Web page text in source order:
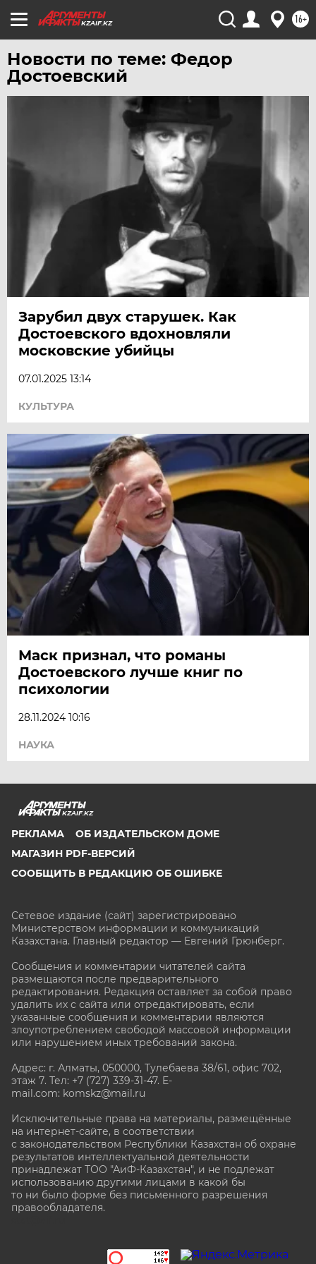
KZAIF.KZ 16+
Новости по теме: Федор
Достоевский
Зарубил двух старушек. Как
Достоевского вдохновляли
московские убийцы
07.01.2025 13:14
КУЛЬТУРА
Маск признал, что романы
Достоевского лучше книг по
психологии
28.11.2024 10:16
НАУКА
KZAIF.KZ
РЕКЛАМА
ОБ ИЗДАТЕЛЬСКОМ ДОМЕ
МАГАЗИН PDF-ВЕРСИЙ
СООБЩИТЬ В РЕДАКЦИЮ ОБ ОШИБКЕ
Сетевое издание (сайт) зарегистрировано
Министерством информации и коммуникаций
Казахстана. Главный редактор — Евгений Грюнберг.
Сообщения и комментарии читателей сайта
размещаются после предварительного
редактирования. Редакция оставляет за собой право
удалить их с сайта или отредактировать, если
указанные сообщения и комментарии являются
злоупотреблением свободой массовой информации
или нарушением иных требований закона.
Адрес: г. Алматы, 050000, Тулебаева 38/61, офис 702,
этаж 7. Тел: +7 (727) 339-31-47. E-
mail.com: komskz@mail.ru
Исключительные права на материалы, размещённые
на интернет-сайте, в соответствии
с законодательством Республики Казахстан об охране
результатов интеллектуальной деятельности
принадлежат ТОО "АиФ-Казахстан", и не подлежат
использованию другими лицами в какой бы
то ни было форме без письменного разрешения
правообладателя.